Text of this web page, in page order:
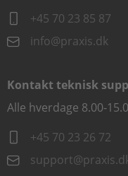
+45 70 23 85 87
info@praxis.dk
Kontakt teknisk
Alle hverdage 8.00-
+45 70 23 26 72